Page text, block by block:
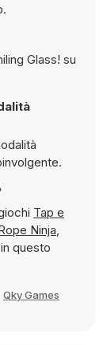
Glass! su
Tap e
Ninja,
questo
Qky Games